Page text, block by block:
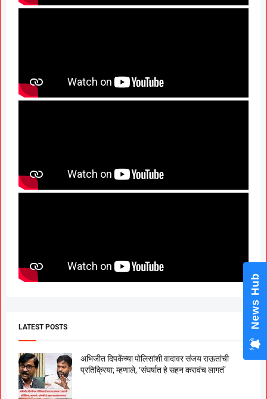
LATEST POSTS
अभिजीत दिपकेंच्या पोलिसांशी वादावर संजय राऊतांची
प्रतिक्रिया; म्हणाले, ‘संघर्षात हे सहन करावंच लागतं’
News Hub